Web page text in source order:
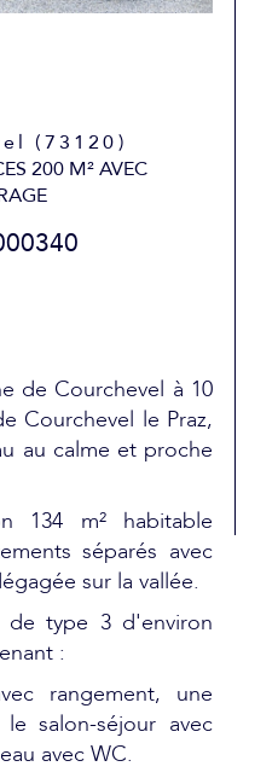
(73120)
200 M² AVEC
de Courchevel à 10
Courchevel le Praz,
au calme et proche
134 m² habitable
séparés avec
sur la vallée.
de type 3 d'environ
:
rangement, une
salon-séjour avec
avec WC.